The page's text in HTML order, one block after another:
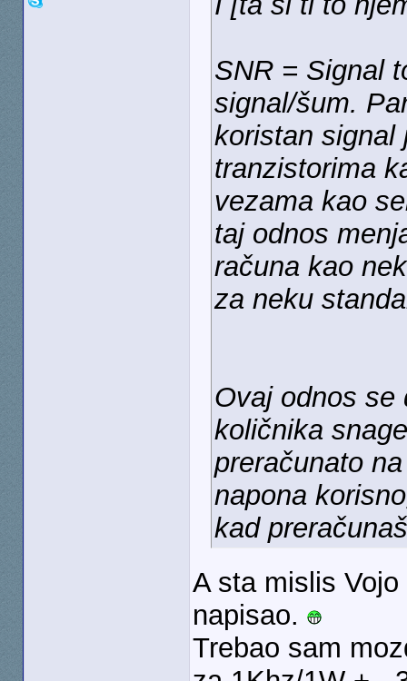
SNR = Signal
signal/šum.
koristan signal
tranzistorima
vezama kao
taj odnos
računa kao
za neku
Ovaj odnos se
količnika
preračunato
napona
kad
A sta mislis
napisao.
Trebao sam